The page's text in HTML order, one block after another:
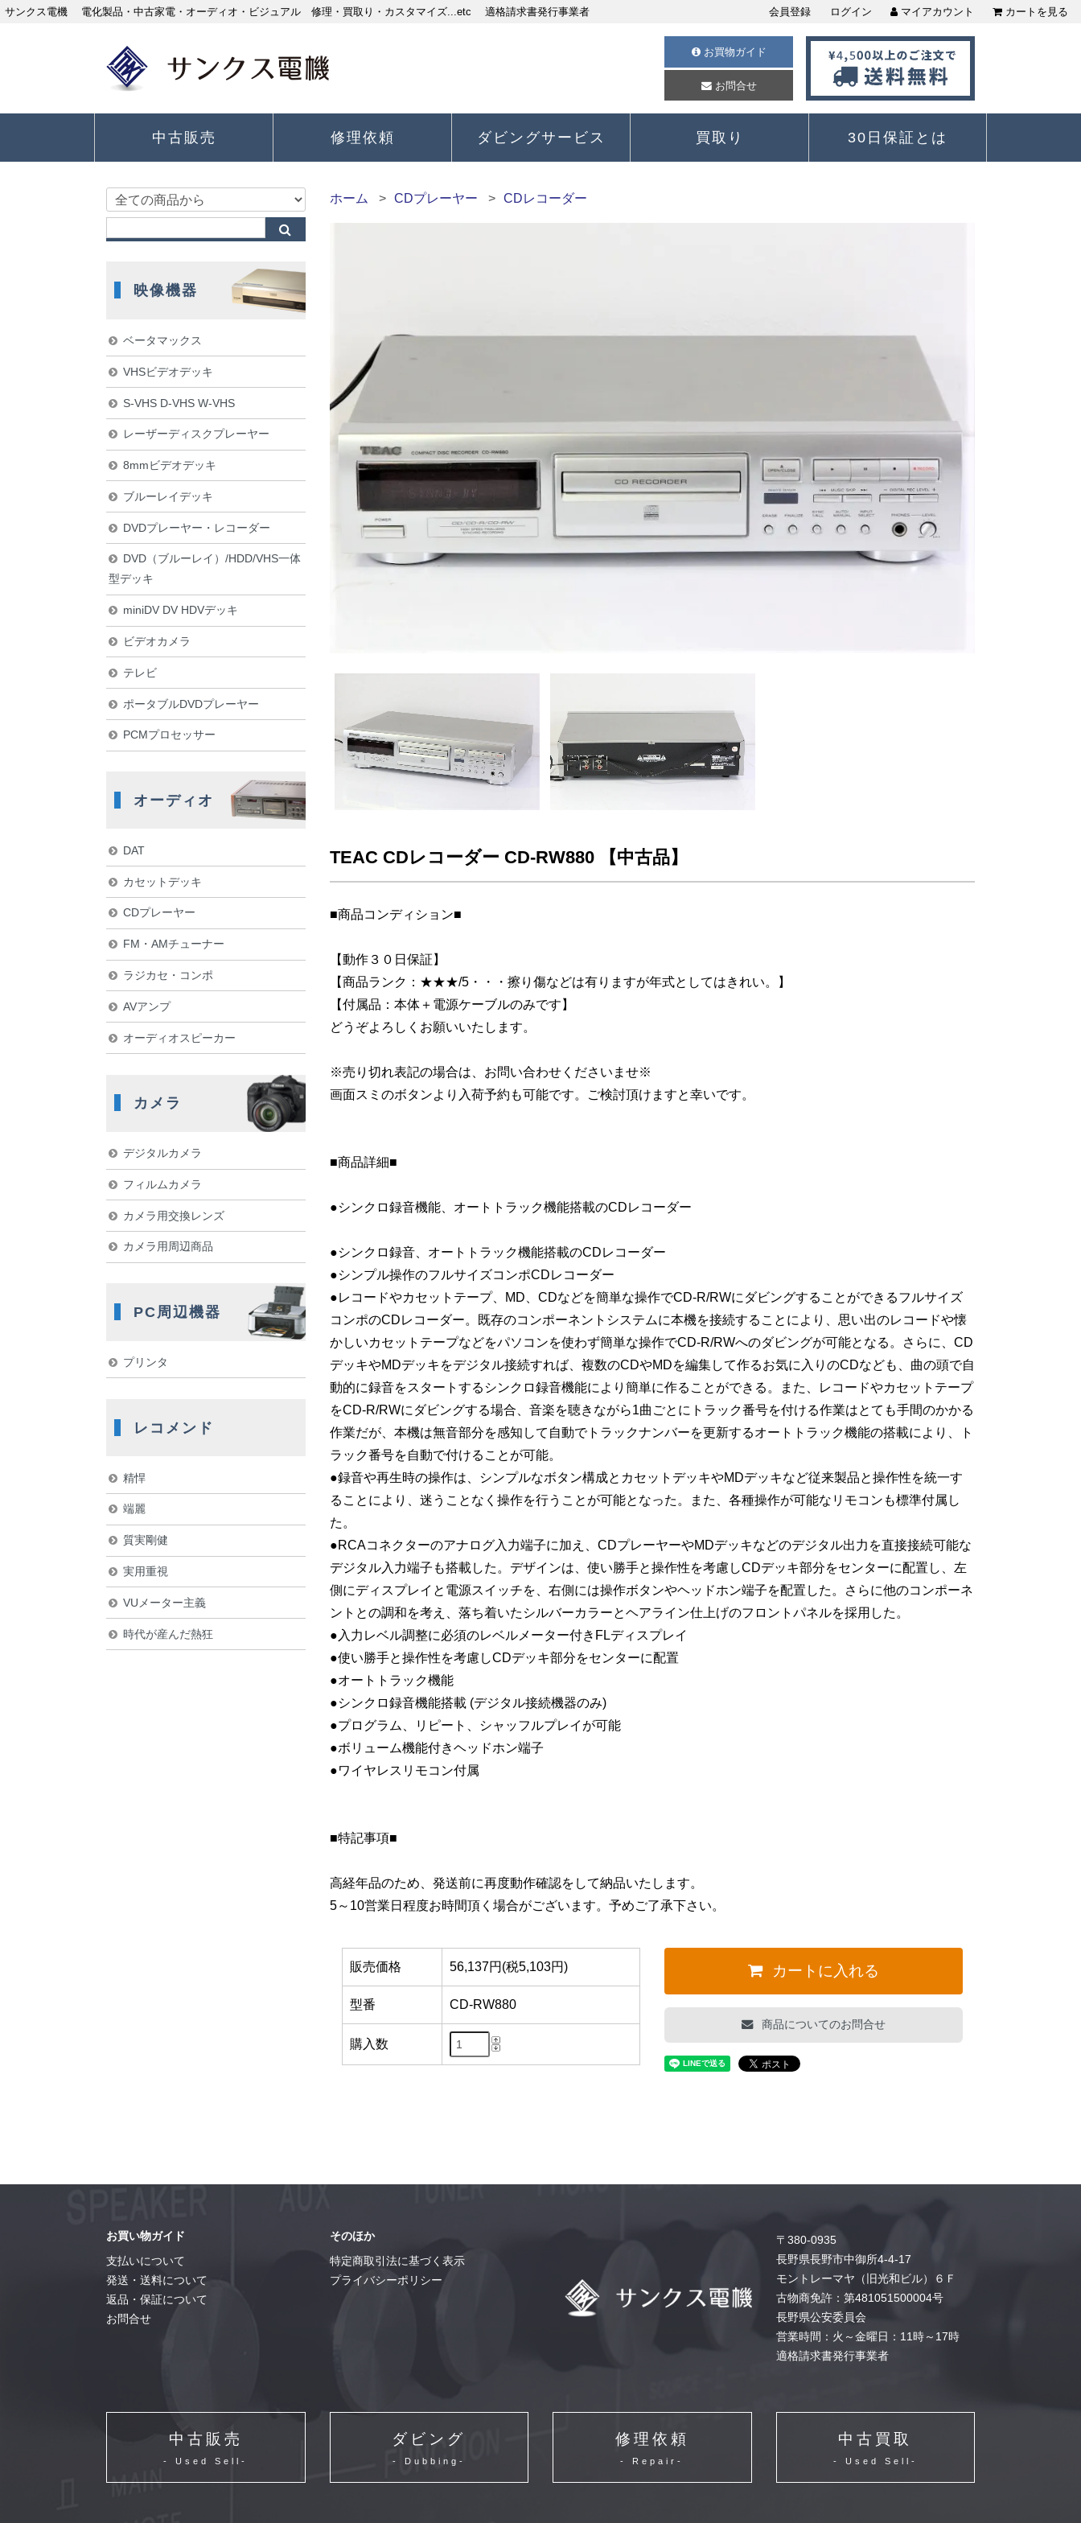
サンクス電機 電化製品・中古家電・オーディオ・ビジュアル 修理・買取り・カスタマイズ...etc 適格請求書発行事業者 会員登録 ログイン マイアカウント カートを見る
お買物ガイド
お問合せ
中古販売 修理依頼 ダビングサービス 買取り 30日保証とは
ホーム CDプレーヤー CDレコーダー
TEAC CDレコーダー CD-RW880 【中古品】
■商品コンディション■
【動作３０日保証】
【商品ランク：★★★/5・・・擦り傷などは有りますが年式としてはきれい。】
【付属品：本体＋電源ケーブルのみです】
どうぞよろしくお願いいたします。
※売り切れ表記の場合は、お問い合わせくださいませ※
画面スミのボタンより入荷予約も可能です。ご検討頂けますと幸いです。
■商品詳細■
●シンクロ録音機能、オートトラック機能搭載のCDレコーダー
●シンクロ録音、オートトラック機能搭載のCDレコーダー
●シンプル操作のフルサイズコンポCDレコーダー
●レコードやカセットテープ、MD、CDなどを簡単な操作でCD-R/RWにダビングすることができるフルサイズ
コンポのCDレコーダー。既存のコンポーネントシステムに本機を接続することにより、思い出のレコードや懐
かしいカセットテープなどをパソコンを使わず簡単な操作でCD-R/RWへのダビングが可能となる。さらに、CD
デッキやMDデッキをデジタル接続すれば、複数のCDやMDを編集して作るお気に入りのCDなども、曲の頭で自
動的に録音をスタートするシンクロ録音機能により簡単に作ることができる。また、レコードやカセットテープ
をCD-R/RWにダビングする場合、音楽を聴きながら1曲ごとにトラック番号を付ける作業はとても手間のかかる
作業だが、本機は無音部分を感知して自動でトラックナンバーを更新するオートトラック機能の搭載により、ト
ラック番号を自動で付けることが可能。
●録音や再生時の操作は、シンプルなボタン構成とカセットデッキやMDデッキなど従来製品と操作性を統一す
ることにより、迷うことなく操作を行うことが可能となった。また、各種操作が可能なリモコンも標準付属し
た。
●RCAコネクターのアナログ入力端子に加え、CDプレーヤーやMDデッキなどのデジタル出力を直接接続可能な
デジタル入力端子も搭載した。デザインは、使い勝手と操作性を考慮しCDデッキ部分をセンターに配置し、左
側にディスプレイと電源スイッチを、右側には操作ボタンやヘッドホン端子を配置した。さらに他のコンポーネ
ントとの調和を考え、落ち着いたシルバーカラーとヘアライン仕上げのフロントパネルを採用した。
●入力レベル調整に必須のレベルメーター付きFLディスプレイ
●使い勝手と操作性を考慮しCDデッキ部分をセンターに配置
●オートトラック機能
●シンクロ録音機能搭載 (デジタル接続機器のみ)
●プログラム、リピート、シャッフルプレイが可能
●ボリューム機能付きヘッドホン端子
●ワイヤレスリモコン付属
■特記事項■
高経年品のため、発送前に再度動作確認をして納品いたします。
5～10営業日程度お時間頂く場合がございます。予めご了承下さい。
販売価格 56,137円(税5,103円)
型番 CD-RW880
購入数
カートに入れる
商品についてのお問合せ
映像機器
ベータマックス
VHSビデオデッキ
S-VHS D-VHS W-VHS
レーザーディスクプレーヤー
8mmビデオデッキ
ブルーレイデッキ
DVDプレーヤー・レコーダー
DVD（ブルーレイ）/HDD/VHS一体
型デッキ
miniDV DV HDVデッキ
ビデオカメラ
テレビ
ポータブルDVDプレーヤー
PCMプロセッサー
オーディオ
DAT
カセットデッキ
CDプレーヤー
FM・AMチューナー
ラジカセ・コンポ
AVアンプ
オーディオスピーカー
カメラ
デジタルカメラ
フィルムカメラ
カメラ用交換レンズ
カメラ用周辺商品
PC周辺機器
プリンタ
レコメンド
精悍
端麗
質実剛健
実用重視
VUメーター主義
時代が産んだ熱狂
お買い物ガイド
支払いについて
発送・送料について
返品・保証について
お問合せ
そのほか
特定商取引法に基づく表示
プライバシーポリシー
〒380-0935
長野県長野市中御所4-4-17
モントレーマヤ（旧光和ビル）６Ｆ
古物商免許：第481051500004号
長野県公安委員会
営業時間：火～金曜日：11時～17時
適格請求書発行事業者
中古販売
- Used Sell-
ダビング
- Dubbing-
修理依頼
- Repair-
中古買取
- Used Sell-